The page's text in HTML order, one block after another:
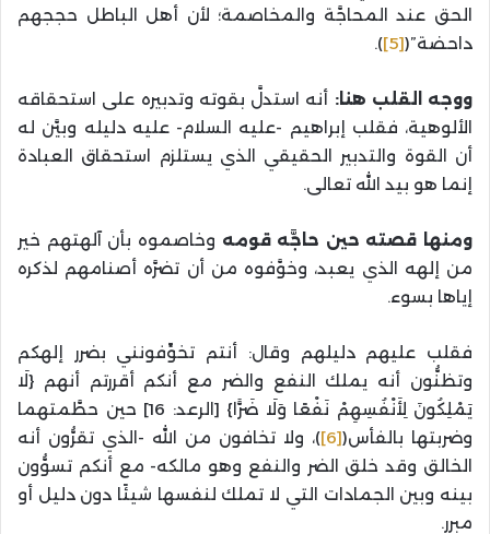
الحق عند المحاجَّة والمخاصمة؛ لأن أهل الباطل حججهم
داحضة”([5]
).
ووجه القلب هنا: أنه استدلَّ بقوته وتدبيره على استحقاقه
الألوهية، فقلب إبراهيم -عليه السلام- عليه دليله وبيَّن له
أن القوة والتدبير الحقيقي الذي يستلزم استحقاق العبادة
إنما هو بيد الله تعالى.
ومنها قصته حين حاجَّه قومه وخاصموه بأن آلهتهم خير
من إلهه الذي يعبد، وخوَّفوه من أن تضرَّه أصنامهم لذكره
إياها بسوء.
فقلب عليهم دليلهم وقال: أنتم تخوِّفونني بضرر إلهكم
وتظنُّون أنه يملك النفع والضر مع أنكم أقررتم أنهم {لَا
يَمْلِكُونَ لِأَنْفُسِهِمْ نَفْعًا وَلَا ضَرًّا} [الرعد: 16] حين حطَّمتهما
وضربتها بالفأس([6]
)، ولا تخافون من الله -الذي تقرُّون أنه
الخالق وقد خلق الضر والنفع وهو مالكه- مع أنكم تسوُّون
بينه وبين الجمادات التي لا تملك لنفسها شيئًا دون دليل أو
مبرر.